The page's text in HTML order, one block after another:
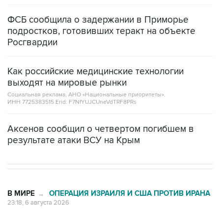
ФСБ сообщила о задержании в Приморье
подростков, готовивших теракт на объекте
Росгвардии
Как российские медицинские технологии
выходят на мировые рынки
Социальная реклама, АНО «Национальные приоритеты».
ИНН 7725383515 Erid: F7NfYUJCUneVdTRF8PRs
Аксенов сообщил о четвертом погибшем в
результате атаки ВСУ на Крым
В МИРЕ → ОПЕРАЦИЯ ИЗРАИЛЯ И США ПРОТИВ ИРАНА
23:18, 6 августа 2026